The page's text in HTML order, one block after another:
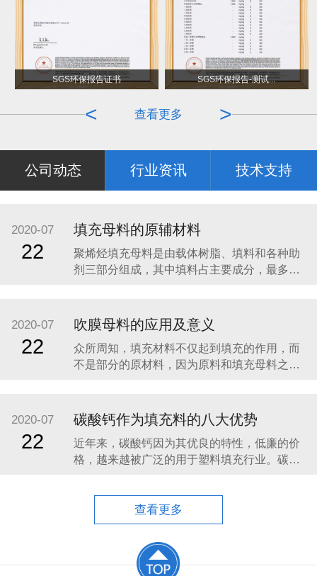
SGS环保报告证书 SGS环保报告-测试...
>
查看更多
<
公司动态 行业资讯 技术支持
2020-07
22
填充母料的原辅材料
聚烯烃填充母料是由载体树脂、填料和各种助
剂三部分组成，其中填料占主要成分，最多可
塑制品、聚乙烯注塑制品和聚乙烯薄膜、聚丙
烯编织袋、编织布和打包带等。一般选择烯烃
填充母料的
2020-07
22
吹膜母料的应用及意义
众所周知，填充材料不仅起到填充的作用，而
不是部分的原材料，因为原料和填充母料之间
括吹膜母料，对塑料制品没有增加一定的性
能，并且好的效果类似于所有原料制成的。 吹
膜母料也是透明和白色膜母料的区别，因此填
料
2020-07
22
碳酸钙作为填充料的八大优势
近年来，碳酸钙因为其优良的特性，低廉的价
格，越来越被广泛的用于塑料填充行业。碳酸
酸钙作为填充母料填料的优势： （1）降低产品
的成本，提高生产效率，获得良
查看更多